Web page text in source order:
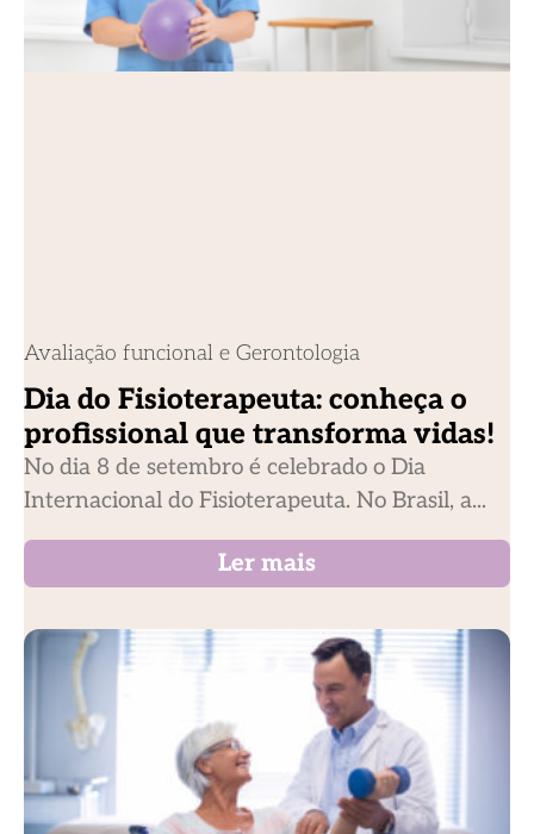
Avaliação funcional e Gerontologia
Dia do Fisioterapeuta: conheça o
profissional que transforma vidas!
No dia 8 de setembro é celebrado o Dia
Internacional do Fisioterapeuta. No Brasil, a...
Ler mais